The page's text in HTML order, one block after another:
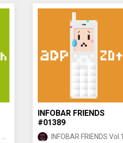
INFOBAR FRIENDS
#01389
INFOBAR FRIENDS Vol.1